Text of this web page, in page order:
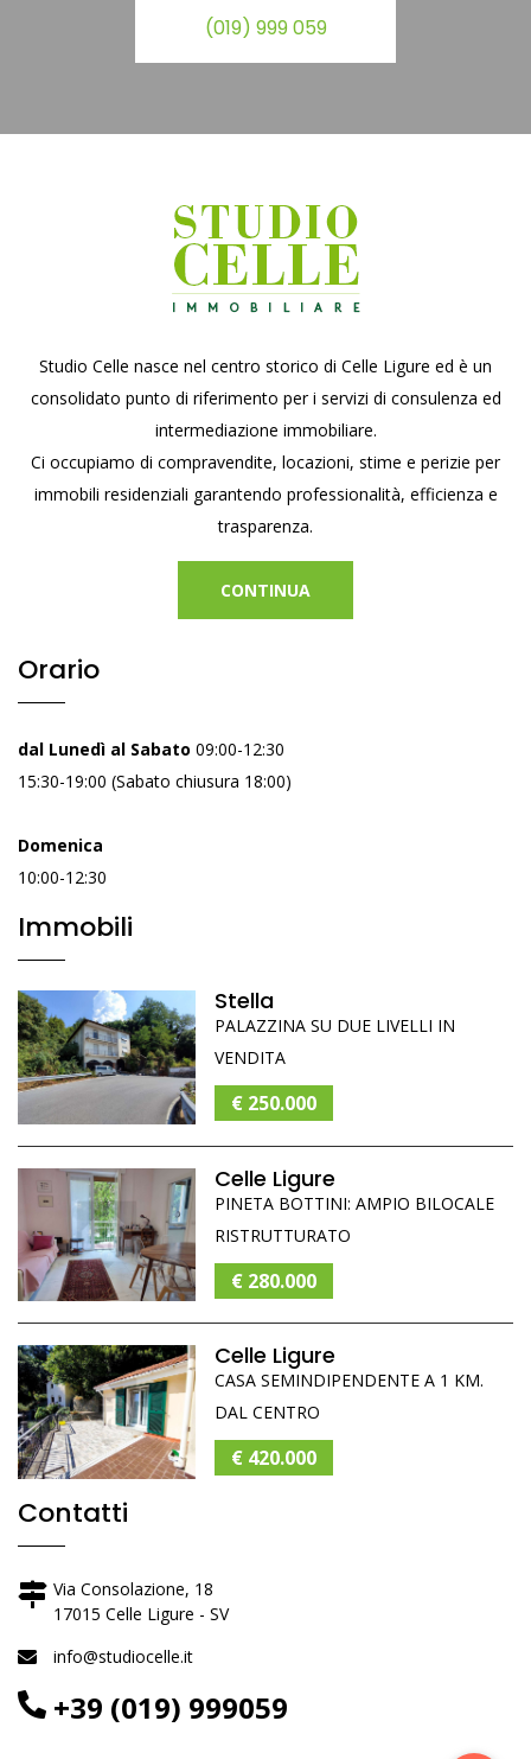
(019) 999 059
Studio Celle nasce nel centro storico di Celle Ligure ed è un
consolidato punto di riferimento per i servizi di consulenza ed
intermediazione immobiliare.
Ci occupiamo di compravendite, locazioni, stime e perizie per
immobili residenziali garantendo professionalità, efficienza e
trasparenza.
CONTINUA
Orario
dal Lunedì al Sabato 09:00-12:30
15:30-19:00 (Sabato chiusura 18:00)
Domenica
10:00-12:30
Immobili
Stella
PALAZZINA SU DUE LIVELLI IN
VENDITA
€ 250.000
Celle Ligure
PINETA BOTTINI: AMPIO BILOCALE
RISTRUTTURATO
€ 280.000
Celle Ligure
CASA SEMINDIPENDENTE A 1 KM.
DAL CENTRO
€ 420.000
Contatti
Via Consolazione, 18
17015 Celle Ligure - SV
info@studiocelle.it
+39 (019) 999059